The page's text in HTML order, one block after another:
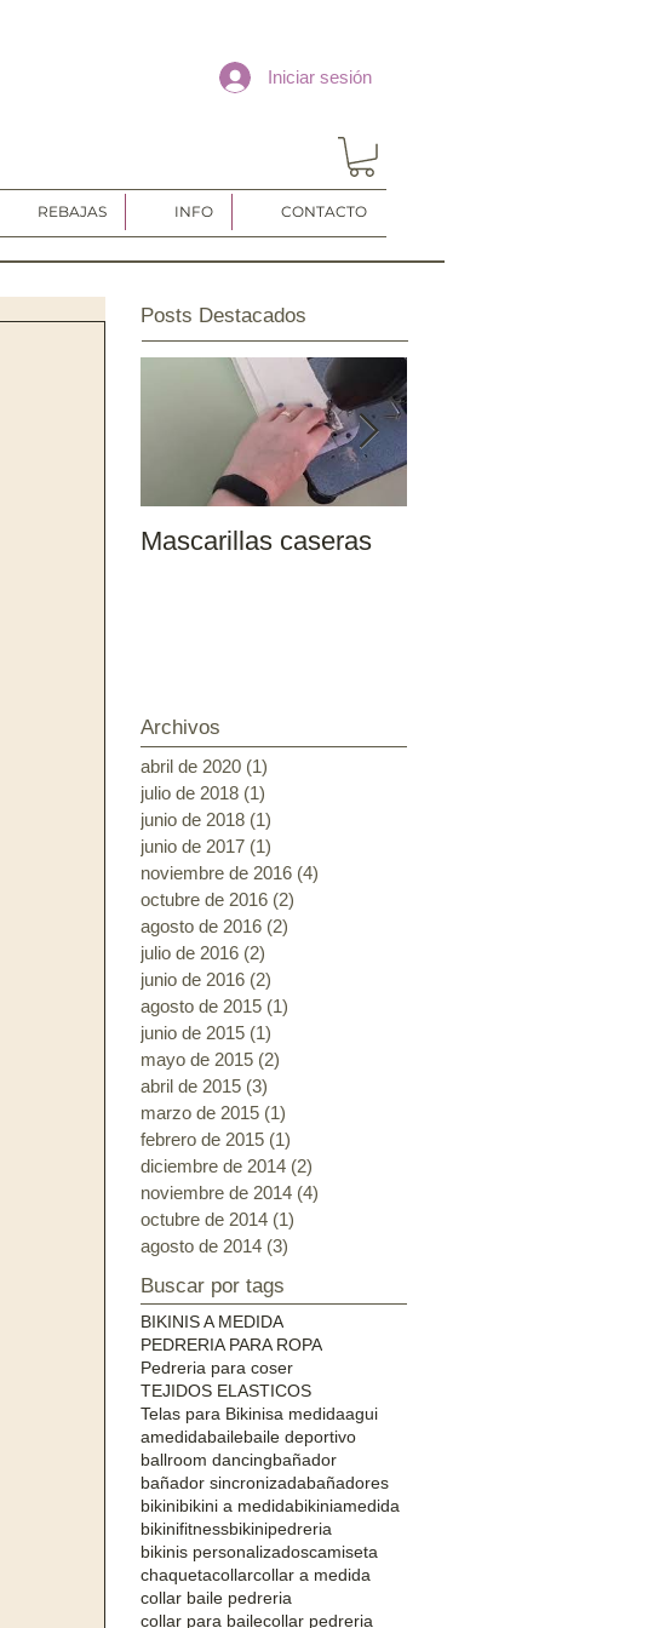
Iniciar sesión
REBAJAS INFO CONTACTO
Posts Destacados
Mascarillas caseras
Archivos
abril de 2020 (1)
julio de 2018 (1)
junio de 2018 (1)
junio de 2017 (1)
noviembre de 2016 (4)
octubre de 2016 (2)
agosto de 2016 (2)
julio de 2016 (2)
junio de 2016 (2)
agosto de 2015 (1)
junio de 2015 (1)
mayo de 2015 (2)
abril de 2015 (3)
marzo de 2015 (1)
febrero de 2015 (1)
diciembre de 2014 (2)
noviembre de 2014 (4)
octubre de 2014 (1)
agosto de 2014 (3)
Buscar por tags
BIKINIS A MEDIDA
PEDRERIA PARA ROPA
Pedreria para coser
TEJIDOS ELASTICOS
Telas para Bikinisa medidaagui
amedidabailebaile deportivo
ballroom dancingbañador
bañador sincronizadabañadores
bikinibikini a medidabikiniamedida
bikinifitnessbikinipedreria
bikinis personalizadoscamiseta
chaquetacollarcollar a medida
collar baile pedreria
collar para bailecollar pedreria